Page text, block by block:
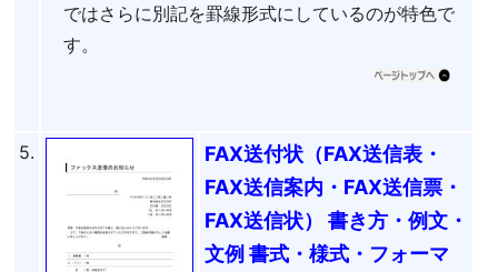
ではさらに別記を罫線形式にしているのが特色で
す。
5.
FAX送付状（FAX送信表・
FAX送信案内・FAX送信票・
FAX送信状） 書き方・例文・
文例 書式・様式・フォーマ